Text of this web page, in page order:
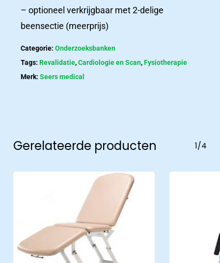
– optioneel verkrijgbaar met 2-delige
beensectie (meerprijs)
Categorie: Onderzoeksbanken
Tags: Revalidatie,Cardiologie en Scan, Fysiotherapie
Merk: Seers medical
Gerelateerde producten 1/4
beeld
Ons team
Alle medewerkers in beeld